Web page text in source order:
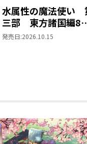
水属性の魔法使い
三部 東方諸国編
同時発売まとめ買いセ
発売日:2026.10.15